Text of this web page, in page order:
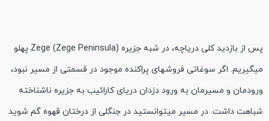
پس از بازدید کلی دریاچه، در شبه جزیره Zege (Zege Peninsula) پهلو
میگیریم. اگر سوغاتی فروشهای پراکنده موجود در قسمتی از مسیر نبود،
ورودمان و مسیرمان به ورود دزدان دریای کارائیب به جزیره ناشناخته
شباهت داشت. در مسیر میتوانستید در جنگلی از درختان قهوه گم شوید